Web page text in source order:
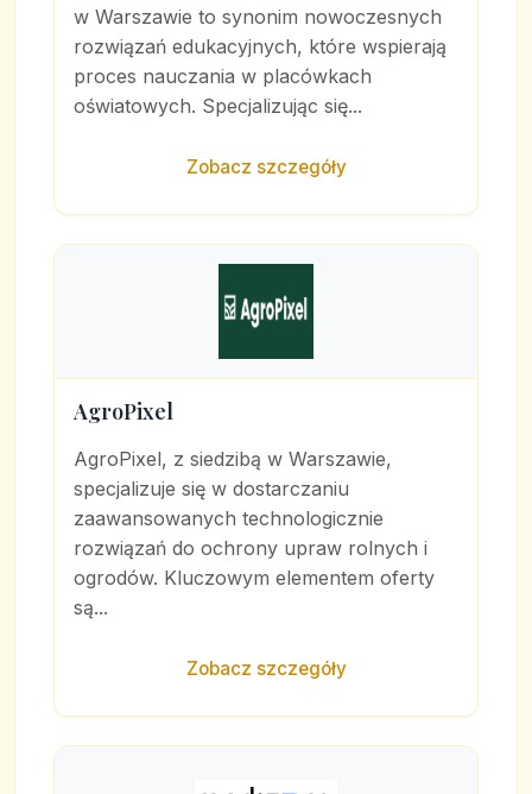
w Warszawie to synonim nowoczesnych
rozwiązań edukacyjnych, które wspierają
proces nauczania w placówkach
oświatowych. Specjalizując się...
Zobacz szczegóły
AgroPixel
AgroPixel, z siedzibą w Warszawie,
specjalizuje się w dostarczaniu
zaawansowanych technologicznie
rozwiązań do ochrony upraw rolnych i
ogrodów. Kluczowym elementem oferty
są...
Zobacz szczegóły